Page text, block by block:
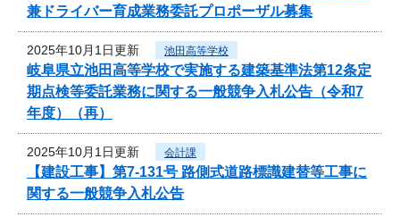
兼ドライバー育成業務委託プロポーザル募集
2025年10月1日更新 池田高等学校
岐阜県立池田高等学校で実施する建築基準法第12条定
期点検等委託業務に関する一般競争入札公告（令和7
年度）（再）
2025年10月1日更新 会計課
【建設工事】第7-131号 路側式道路標識建替等工事に
関する一般競争入札公告